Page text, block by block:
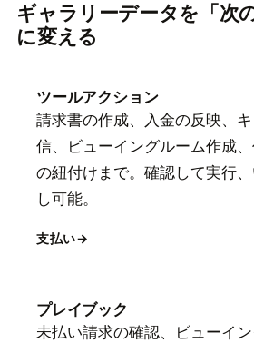
ギャラリーデータを「次
に変える
ツールアクション
請求書の作成、入金の反映、
信、ビューイングルーム作成
の紐付けまで。確認して実行
し可能。
支払い→
プレイブック
未払い請求の確認、ビューイ